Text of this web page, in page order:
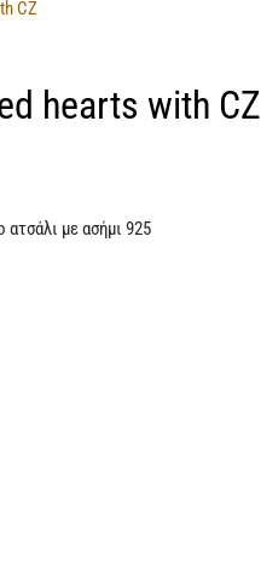
CZ
hearts with CZ
με ασήμι 925